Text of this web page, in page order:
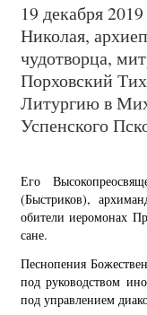
19 декабря
Николая,
чудотворца,
Порховский
Литургию в
Успенского
Его
(Быстриков),
обители иеромонах
сане.
Песнопения
под руководством
под управлением